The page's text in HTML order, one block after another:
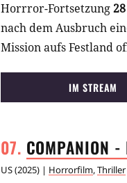
Horrror-Fortsetzung
nach dem Ausbruch
Mission aufs Festland
IM STREAM
COMPANION -
US(2025) | Horrorfilm,Thriller